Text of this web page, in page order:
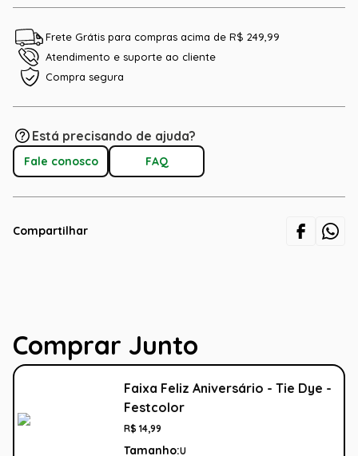
Frete Grátis para compras acima de R$ 249,99
Atendimento e suporte ao cliente
Compra segura
Está precisando de ajuda?
Fale conosco FAQ
Compartilhar
Comprar Junto
Faixa Feliz Aniversário - Tie Dye -
Festcolor
R$ 14,99
Tamanho:U